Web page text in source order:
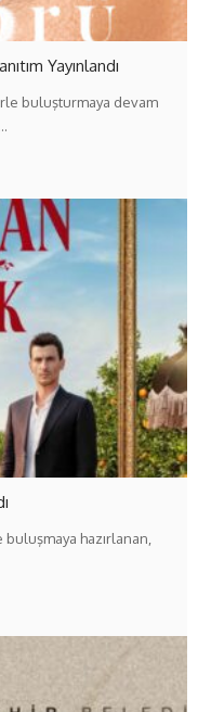
Yayınlandı
buluşturmaya devam
buluşmaya hazırlanan,